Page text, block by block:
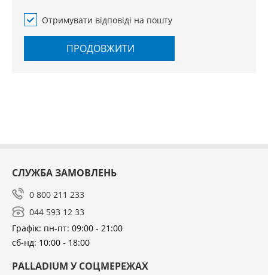
Отримувати відповіді на пошту
ПРОДОВЖИТИ
СЛУЖБА ЗАМОВЛЕНЬ
0 800 211 233
044 593 12 33
Графік: пн-пт: 09:00 - 21:00
сб-нд: 10:00 - 18:00
PALLADIUM У СОЦМЕРЕЖАХ